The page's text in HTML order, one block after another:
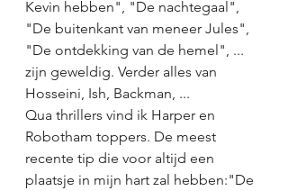
Kevin hebben", "De nachtegaal",
"De buitenkant van meneer Jules",
"De ontdekking van de hemel", ...
zijn geweldig. Verder alles van
Hosseini, Ish, Backman, ...
Qua thrillers vind ik Harper en
Robotham toppers. De meest
recente tip die voor altijd een
plaatsje in mijn hart zal hebben:"De